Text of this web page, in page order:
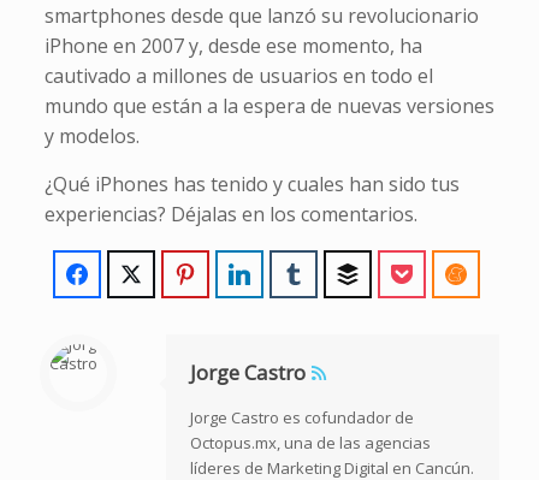
smartphones desde que lanzó su revolucionario
iPhone en 2007 y, desde ese momento, ha
cautivado a millones de usuarios en todo el
mundo que están a la espera de nuevas versiones
y modelos.
¿Qué iPhones has tenido y cuales han sido tus
experiencias? Déjalas en los comentarios.
Jorge Castro
Jorge Castro es cofundador de
Octopus.mx, una de las agencias
líderes de Marketing Digital en Cancún.